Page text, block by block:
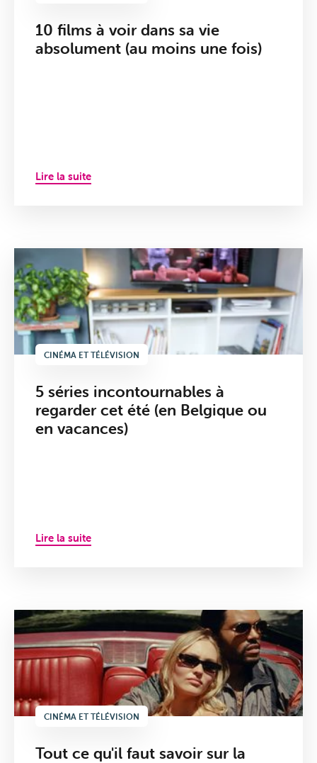
Orange
10 films à voir dans sa vie
absolument (au moins une fois)
Lire la suite
CINÉMA ET TÉLÉVISION
5 séries incontournables à
regarder cet été (en Belgique ou
en vacances)
Lire la suite
CINÉMA ET TÉLÉVISION
Tout ce qu'il faut savoir sur la